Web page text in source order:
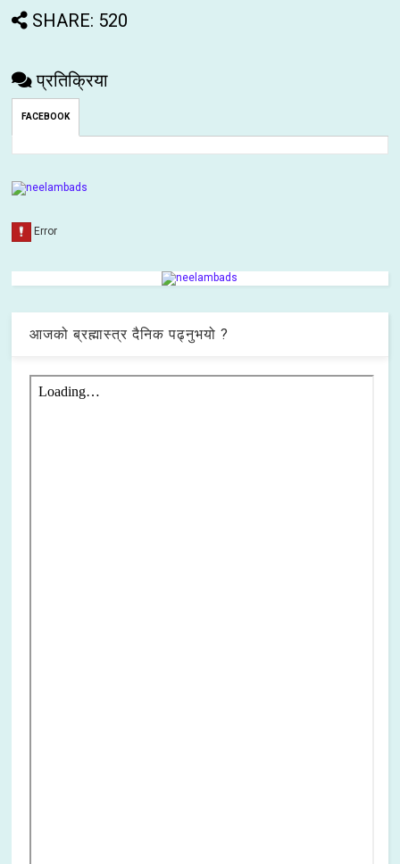
SHARE: 520
प्रतिक्रिया
FACEBOOK
आजको ब्रह्मास्त्र दैनिक पढ्नुभयो ?